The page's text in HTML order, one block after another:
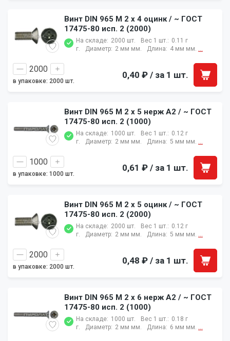
Винт DIN 965 M 2 x 4 оцинк / ~ ГОСТ
17475-80 исп. 2 (2000)
На складе: 2000 шт. Вес 1 шт.: 0.11 г
г.
Диаметр: 2 мм мм. Длина: 4 мм мм. ...
в упаковке: 2000 шт.
0,40 ₽ / за 1 шт.
Винт DIN 965 M 2 x 5 нерж A2 / ~ ГОСТ
17475-80 исп. 2 (1000)
На складе: 1000 шт. Вес 1 шт.: 0.12 г
г.
Диаметр: 2 мм мм. Длина: 5 мм мм. ...
в упаковке: 1000 шт.
0,61 ₽ / за 1 шт.
Винт DIN 965 M 2 x 5 оцинк / ~ ГОСТ
17475-80 исп. 2 (2000)
На складе: 2000 шт. Вес 1 шт.: 0.12 г
г.
Диаметр: 2 мм мм. Длина: 5 мм мм. ...
в упаковке: 2000 шт.
0,48 ₽ / за 1 шт.
Винт DIN 965 M 2 x 6 нерж A2 / ~ ГОСТ
17475-80 исп. 2 (1000)
На складе: 1000 шт. Вес 1 шт.: 0.18 г
г.
Диаметр: 2 мм мм. Длина: 6 мм мм. ...